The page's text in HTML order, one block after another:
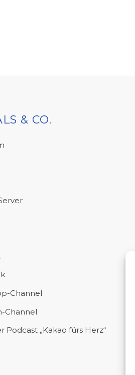
& CO.
Channel
Channel
Podcast „Kakao fürs Herz“